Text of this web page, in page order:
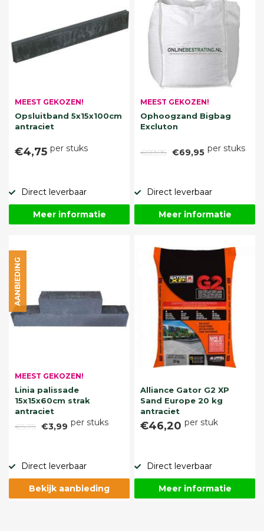
MEEST GEKOZEN!
Opsluitband 5x15x100cm
antraciet
€4,75 per stuks
Direct leverbaar
Meer informatie
MEEST GEKOZEN!
Ophoogzand Bigbag
Excluton
€89,95 €69,95 per stuks
Direct leverbaar
Meer informatie
MEEST GEKOZEN!
Linia palissade
15x15x60cm strak
antraciet
€5,75 €3,99 per stuks
AANBIEDING
Direct leverbaar
Bekijk aanbieding
Alliance Gator G2 XP
Sand Europe 20 kg
antraciet
€46,20 per stuk
Direct leverbaar
Meer informatie